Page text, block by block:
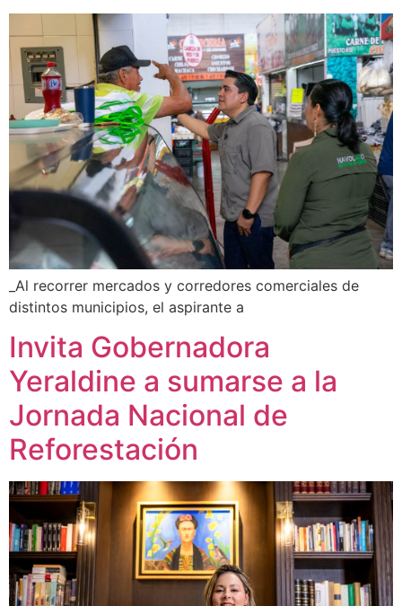
_Al recorrer mercados y corredores comerciales de
distintos municipios, el aspirante a
Invita Gobernadora
Yeraldine a sumarse a la
Jornada Nacional de
Reforestación